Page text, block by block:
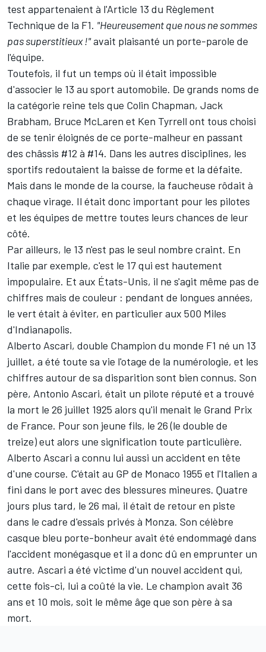
test appartenaient à l'Article 13 du Règlement
Technique de la F1. "Heureusement que nous ne sommes
pas superstitieux !"avait plaisanté un porte-parole de
l'équipe.
Toutefois, il fut un temps où il était impossible
d'associer le 13 au sport automobile. De grands noms de
la catégorie reine tels que Colin Chapman, Jack
Brabham, Bruce McLaren et Ken Tyrrell ont tous choisi
de se tenir éloignés de ce porte-malheur en passant
des châssis #12 à #14. Dans les autres disciplines, les
sportifs redoutaient la baisse de forme et la défaite.
Mais dans le monde de la course, la faucheuse rôdait à
chaque virage. Il était donc important pour les pilotes
et les équipes de mettre toutes leurs chances de leur
côté.
Par ailleurs, le 13 n'est pas le seul nombre craint. En
Italie par exemple, c'est le 17 qui est hautement
impopulaire. Et aux États-Unis, il ne s'agit même pas de
chiffres mais de couleur : pendant de longues années,
le vert était à éviter, en particulier aux 500 Miles
d'Indianapolis.
Alberto Ascari, double Champion du monde F1 né un 13
juillet, a été toute sa vie l'otage de la numérologie, et les
chiffres autour de sa disparition sont bien connus. Son
père, Antonio Ascari, était un pilote réputé et a trouvé
la mort le 26 juillet 1925 alors qu'il menait le Grand Prix
de France. Pour son jeune fils, le 26 (le double de
treize) eut alors une signification toute particulière.
Alberto Ascari a connu lui aussi un accident en tête
d'une course. C'était au GP de Monaco 1955 et l'Italien a
fini dans le port avec des blessures mineures. Quatre
jours plus tard, le 26 mai, il était de retour en piste
dans le cadre d'essais privés à Monza. Son célèbre
casque bleu porte-bonheur avait été endommagé dans
l'accident monégasque et il a donc dû en emprunter un
autre. Ascari a été victime d'un nouvel accident qui,
cette fois-ci, lui a coûté la vie. Le champion avait 36
ans et 10 mois, soit le même âge que son père à sa
mort.